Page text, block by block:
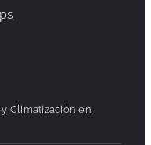
Climatización en